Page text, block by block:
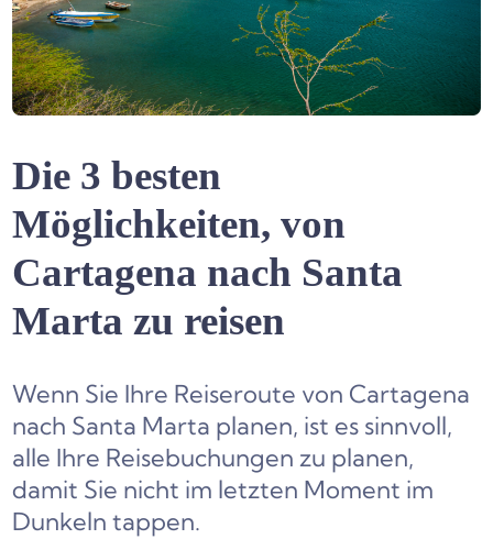
Die 3 besten
Möglichkeiten, von
Cartagena nach Santa
Marta zu reisen
Wenn Sie Ihre Reiseroute von Cartagena
nach Santa Marta planen, ist es sinnvoll,
alle Ihre Reisebuchungen zu planen,
damit Sie nicht im letzten Moment im
Dunkeln tappen.